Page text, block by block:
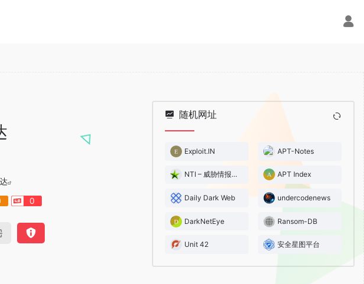
0
随机网址
Exploit.IN APT-Notes
NTI – 威胁情报中心 APT Index
Daily Dark Web undercodenews
DarkNetEye Ransom-DB
Unit 42 安全星图平台